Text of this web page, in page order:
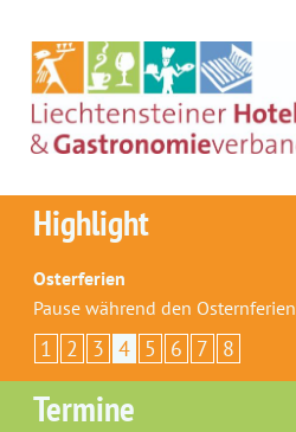
Highlight
Osterferien
Pause während den Osternferien
1 2 3 4 5 6 7 8
Termine